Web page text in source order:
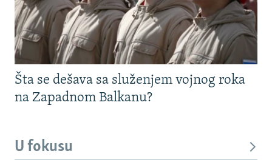
Šta se dešava sa služenjem vojnog roka
na Zapadnom Balkanu?
U fokusu